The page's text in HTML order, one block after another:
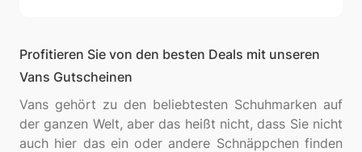
Profitieren Sie von den besten Deals mit unseren
Vans Gutscheinen
Vans gehört zu den beliebtesten Schuhmarken auf
der ganzen Welt, aber das heißt nicht, dass Sie nicht
auch hier das ein oder andere Schnäppchen finden